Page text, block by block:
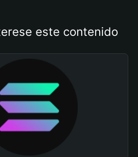
este contenido